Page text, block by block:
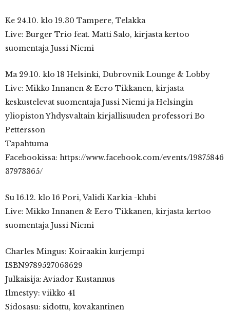
Ke 24.10. klo 19.30 Tampere, Telakka
Live: Burger Trio feat. Matti Salo, kirjasta kertoo
suomentaja Jussi Niemi
Ma 29.10. klo 18 Helsinki, Dubrovnik Lounge & Lobby
Live: Mikko Innanen & Eero Tikkanen, kirjasta
keskustelevat suomentaja Jussi Niemi ja Helsingin
yliopiston Yhdysvaltain kirjallisuuden professori Bo
Pettersson
Tapahtuma
Facebookissa: https://www.facebook.com/events/19875846
37973365/
Su 16.12. klo 16 Pori, Validi Karkia -klubi
Live: Mikko Innanen & Eero Tikkanen, kirjasta kertoo
suomentaja Jussi Niemi
Charles Mingus: Koiraakin kurjempi
ISBN9789527063629
Julkaisija: Aviador Kustannus
Ilmestyy: viikko 41
Sidosasu: sidottu, kovakantinen